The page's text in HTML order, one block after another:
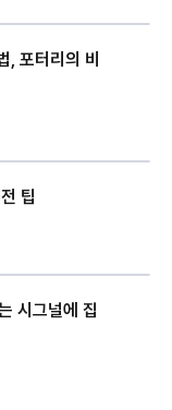
, 포터리의 비
팁
시그널에 집